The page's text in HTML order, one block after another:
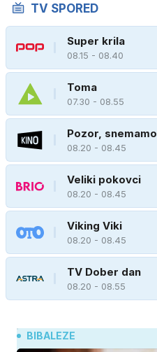
TV SPORED
Super krila
08.15 - 08.40
Toma
07.30 - 08.55
Pozor, snemamo
08.20 - 08.45
Veliki pokovci
08.20 - 08.45
Viking Viki
08.20 - 08.45
TV Dober dan
08.20 - 08.55
BIBALEZE